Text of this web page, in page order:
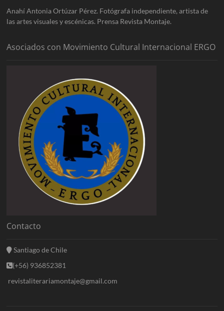
Anahí Antonia Ortúzar Pérez. Fotógrafa independiente, artista de
las artes visuales y escénicas. Prensa Revista Montaje.
Asociados con Movimiento Cultural Internacional ERGO
Contacto
Santiago de Chile
(+56) 936852381
revistaliterariamontaje@gmail.com